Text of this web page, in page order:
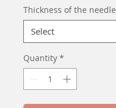
Thickness of the needle
Quantity *